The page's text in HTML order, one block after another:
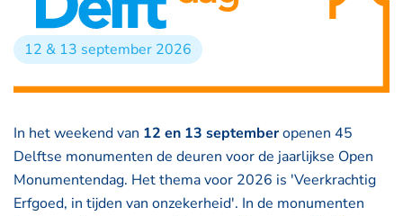
12 & 13 september 2026
In het weekend van 12 en 13 septemberopenen 45
Delftse monumenten de deuren voor de jaarlijkse Open
Monumentendag. Het thema voor 2026 is 'Veerkrachtig
Erfgoed, in tijden van onzekerheid'. In de monumenten